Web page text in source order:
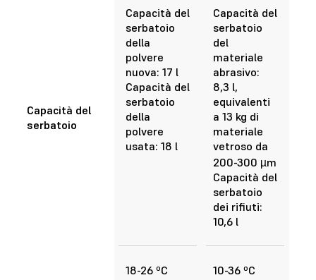
Capacità del
serbatoio
Capacità del
serbatoio
della
polvere
nuova: 17 l
Capacità del
serbatoio
della
polvere
usata: 18 l
Capacità del
serbatoio
del
materiale
abrasivo:
8,3 l,
equivalenti
a 13 kg di
materiale
vetroso da
200-300 µm
Capacità del
serbatoio
dei rifiuti:
10,6 l
18-26 ºC 10-36 ºC